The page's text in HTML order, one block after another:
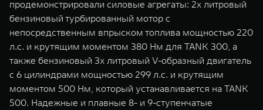
продемонстрировали силовые агрегаты: 2х литровый
бензиновый турбированный мотор с
непосредственным впрыском топлива мощностью 220
л.с. и крутящим моментом 380 Нм для TANK 300, а
также бензиновый 3х литровый V-образный двигатель
с 6 цилиндрами мощностью 299 л.с. и крутящим
моментом 500 Нм, который устанавливается на TANK
500. Надежные и плавные 8- и 9-ступенчатые